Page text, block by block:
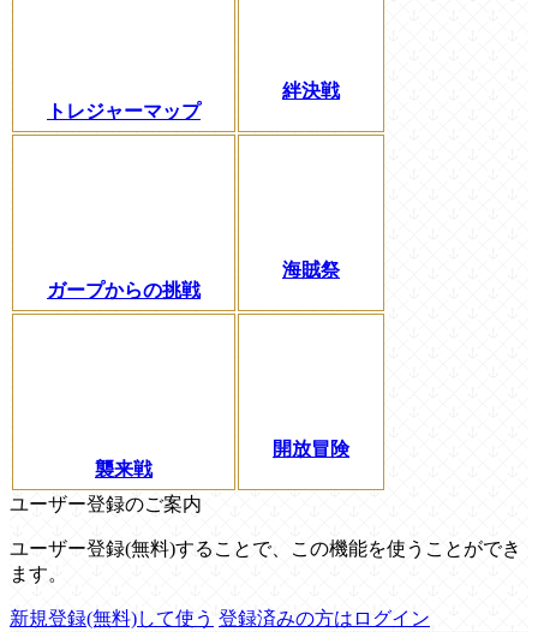
トレジャーマップ
絆決戦
ガープからの挑戦
海賊祭
襲来戦
開放冒険
ユーザー登録のご案内
ユーザー登録(無料)することで、この機能を使うことができ
ます。
新規登録(無料)して使う 登録済みの方はログイン